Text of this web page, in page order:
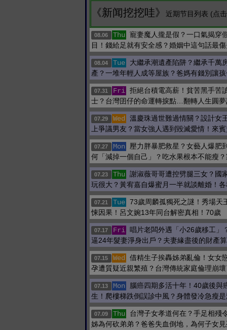
《新闻挖挖哇》 近期节目列表 (点
08.06 Thu
寵妻魔人攏是假？一口氣揭穿
目！錢給足就有安全感？婚姻中這句話最
08.04 Tue
大繼承潮遺產陷阱？繼承千萬
產？一堆年輕人成等屋族？爸媽有錢別讓
07.31 Fri 拒絕台積電高薪！貧苦黑手苦
士？台灣囝仔的命運轉捩點…翻轉人生圓
07.29 Wed
溫慶珠過世難過情關？設計女
上爭議男友？當女強人遇到毀滅愛情！來
07.27 Mon
壓力胖暴肥救星？女藝人爆肥
何「減掉一個自己」？吃水果根本不能瘦
07.23 Thu
謝淑薇哥哥遭控劈腿三女？國
玩很大？黃宥嘉自爆蜜月一半就談離婚！
07.21 Tue 73歲周麟孤獨死之謎！秀場天
悚因果！呂文婉13年同台解密真相！70歲
07.17 Fri 唱片老闆外遇「小26歲移工」
逼24年髮妻淨身出戶？夫妻緣盡後的財產算
07.15 Wed
借精生子挨轟姊弟亂倫！女女
孕遭質疑近親繁殖？台灣傳統家庭倫理崩
07.13 Mon
腦癌四期多活十年！40歲後與
生！爬樓梯跌倒誤診中風？身體發冷急瘦
07.09 Thu
台灣子女孝道何在？手足相殘
姊為何砍弟弟？爸爸失血倒地，為何子女